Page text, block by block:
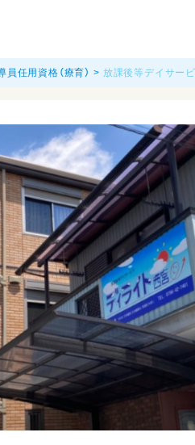
員任用資格（療育） 放課後等デイサー